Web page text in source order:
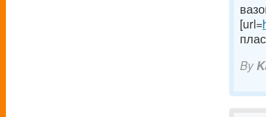
[url=
By